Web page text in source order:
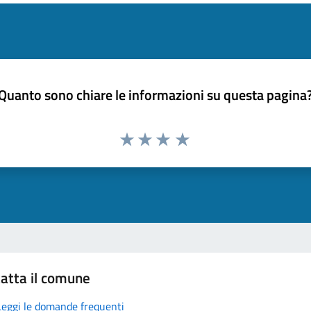
sono chiare le informazioni su questa
il comune
le domande frequenti